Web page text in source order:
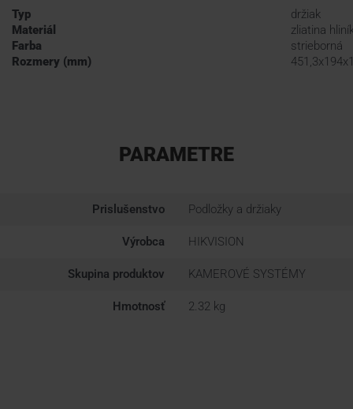
Typ
držiak
Materiál
zliatina
Farba
strieborná
Rozmery (mm)
PARAMETRE
Prislušenstvo Podložky a držiaky
Výrobca HIKVISION
Skupina produktov KAMEROVÉ SYSTÉMY
Hmotnosť 2.32 kg